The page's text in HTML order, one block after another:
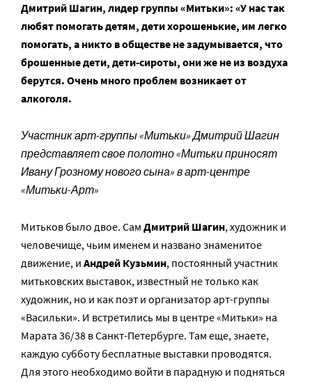
Дмитрий Шагин, лидер группы «Митьки»: «У нас так
любят помогать детям, дети хорошенькие, им легко
помогать, а никто в обществе не задумывается, что
брошенные дети, дети-сироты, они же не из воздуха
берутся. Очень много проблем возникает от
алкоголя.
Участник арт-группы «Митьки» Дмитрий Шагин
представляет свое полотно «Митьки приносят
Ивану Грозному нового сына» в арт-центре
«Митьки-Арт»
Митьков было двое. Сам Дмитрий Шагин, художник и
человечище, чьим именем и названо знаменитое
движение, и Андрей Кузьмин, постоянный участник
митьковских выставок, известный не только как
художник, но и как поэт и организатор арт-группы
«Васильки». И встретились мы в центре «Митьки» на
Марата 36/38 в Санкт-Петербурге. Там еще, знаете,
каждую субботу бесплатные выставки проводятся.
Для этого необходимо войти в парадную и подняться